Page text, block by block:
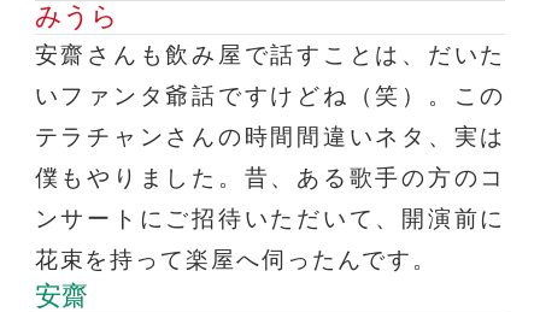
みうら
安齋さんも飲み屋で話すことは、だいた
いファンタ爺話ですけどね（笑）。この
テラチャンさんの時間間違いネタ、実は
僕もやりました。昔、ある歌手の方のコ
ンサートにご招待いただいて、開演前に
花束を持って楽屋へ伺ったんです。
安齋